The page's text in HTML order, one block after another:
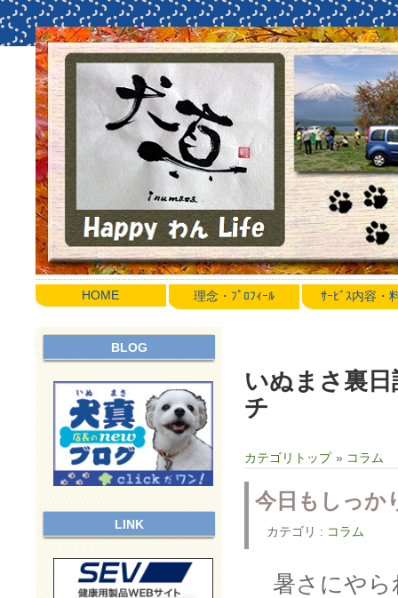
HOME 理念・ﾌﾟﾛﾌｨｰﾙ ｻｰﾋﾞｽ内容・
いぬまさ裏
チ
カテゴリトップ » コラム
今日もしっか
カテゴリ : コラム
暑さにや
BLOG
LINK